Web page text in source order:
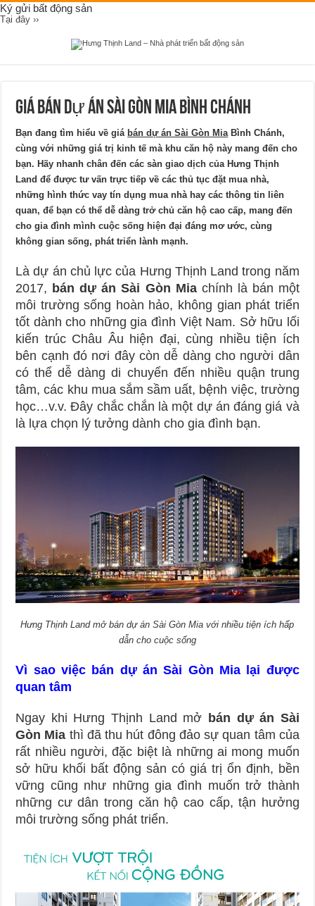
Ký gửi bất động sản
Tại đây ››
Giá bán dự án Sài Gòn Mia Bình Chánh
Bạn đang tìm hiểu về giá bán dự án Sài Gòn MiaBình Chánh,
cùng với những giá trị kinh tế mà khu căn hộ này mang đến cho
bạn. Hãy nhanh chân đến các sàn giao dịch của Hưng Thịnh
Land để được tư vấn trực tiếp về các thủ tục đặt mua nhà,
những hình thức vay tín dụng mua nhà hay các thông tin liên
quan, để bạn có thể dễ dàng trở chủ căn hộ cao cấp, mang đến
cho gia đình mình cuộc sống hiện đại đáng mơ ước, cùng
không gian sống, phát triển lành mạnh.
Là dự án chủ lực của Hưng Thịnh Land trong năm
2017, bán dự án Sài Gòn Miachính là bán một
môi trường sống hoàn hảo, không gian phát triển
tốt dành cho những gia đình Việt Nam. Sở hữu lối
kiến trúc Châu Âu hiện đại, cùng nhiều tiện ích
bên cạnh đó nơi đây còn dễ dàng cho người dân
có thể dễ dàng di chuyển đến nhiều quận trung
tâm, các khu mua sắm sầm uất, bệnh việc, trường
học…v.v. Đây chắc chắn là một dự án đáng giá và
là lựa chọn lý tưởng dành cho gia đình bạn.
Hưng Thịnh Land mở bán dự án Sài Gòn Mia với nhiều tiện ích hấp
dẫn cho cuộc sống
Vì sao việc bán dự án Sài Gòn Mia lại được
quan tâm
Ngay khi Hưng Thịnh Land mở bán dự án Sài
Gòn Mia thì đã thu hút đông đảo sự quan tâm của
rất nhiều người, đặc biệt là những ai mong muốn
sở hữu khối bất động sản có giá trị ổn định, bền
vững cũng như những gia đình muốn trở thành
những cư dân trong căn hộ cao cấp, tận hưởng
môi trường sống phát triển.